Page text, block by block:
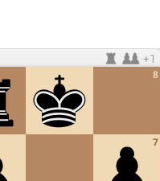
+1
7
8